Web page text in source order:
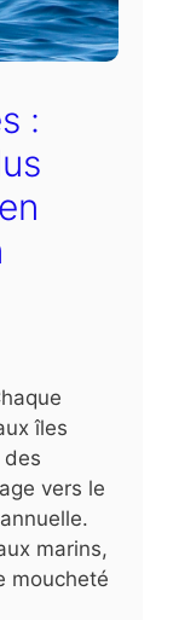
:
îles
des
vers le
marins,
moucheté